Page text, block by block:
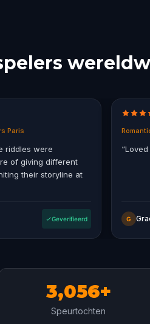
Paris
riddles were
of giving different
their storyline at
Geverifieerd
“
G
3,056+
Speurtochten